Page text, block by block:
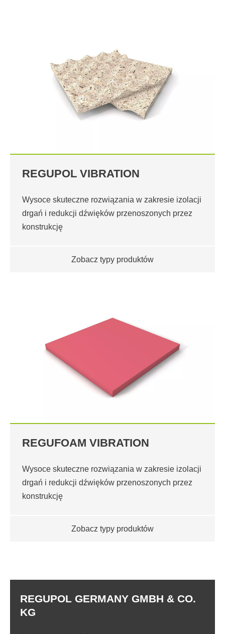
REGUPOL VIBRATION
Wysoce skuteczne rozwiązania w zakresie izolacji
drgań i redukcji dźwięków przenoszonych przez
konstrukcję
Zobacz typy produktów
REGUFOAM VIBRATION
Wysoce skuteczne rozwiązania w zakresie izolacji
drgań i redukcji dźwięków przenoszonych przez
konstrukcję
Zobacz typy produktów
REGUPOL GERMANY GMBH & CO.
KG